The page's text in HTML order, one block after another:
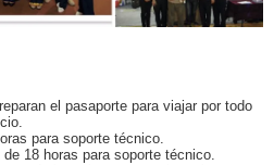
el pasaporte para viajar por todo
para soporte técnico.
18 horas para soporte técnico.